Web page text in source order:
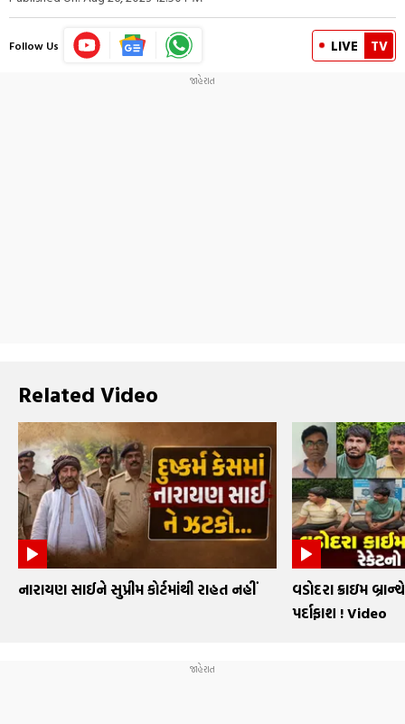
Follow Us LIVE TV
Related Video
નારાયણ સાઈને સુપ્રીમ કોર્ટમાંથી રાહત નહીં
વડોદરા ક્રાઇમ
પર્દાફાશ ! Video